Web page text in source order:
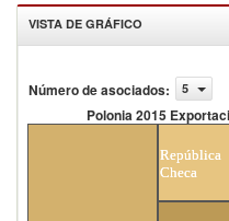
VISTA DE GRÁFICO
Número de asociados: 5
Polonia 2015
República
Checa